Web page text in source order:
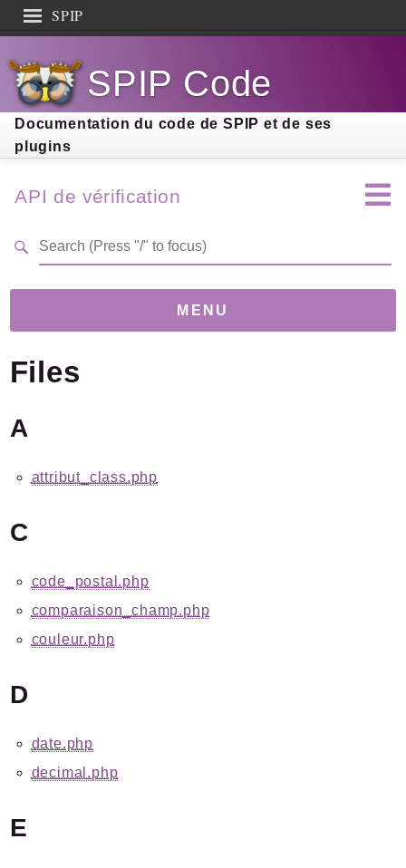
SPIP
Documentation
Contribution
Entraide
Découverte
SPIP Code
Documentation du code de SPIP et de ses
plugins
API de vérification
MENU
Version
Plugins.spip.net
Forge
is / email
Verifier
Errors
Files
Files
A
attribut_class.php
C
code_postal.php
comparaison_champ.php
couleur.php
D
date.php
decimal.php
E
Search results